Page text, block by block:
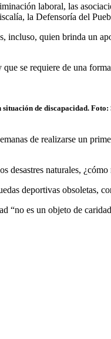
laboral, las
la Defensoría del
quien brinda un
se requiere de una
de discapacidad. Foto:
de realizarse un
naturales,
deportivas obsoletas,
“no es un objeto de